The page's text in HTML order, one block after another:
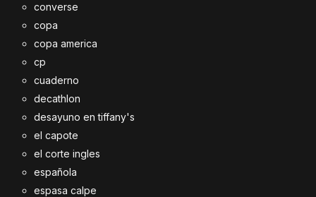
converse
copa
copa america
cp
cuaderno
decathlon
desayuno en tiffany's
el capote
el corte ingles
española
espasa calpe